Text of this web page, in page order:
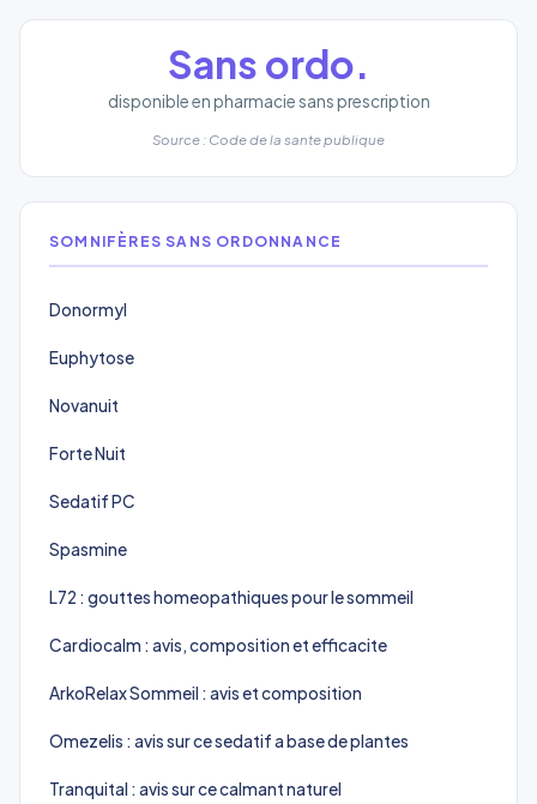
Sans ordo.
disponible en pharmacie sans prescription
Source : Code de la sante publique
SOMNIFÈRES SANS ORDONNANCE
Donormyl
Euphytose
Novanuit
Forte Nuit
Sedatif PC
Spasmine
L72 : gouttes homeopathiques pour le sommeil
Cardiocalm : avis, composition et efficacite
ArkoRelax Sommeil : avis et composition
Omezelis : avis sur ce sedatif a base de plantes
Tranquital : avis sur ce calmant naturel